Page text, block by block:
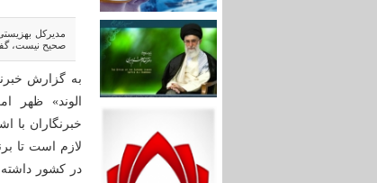
مدیرکل
صحیح نیست،
به گزارش
الوند» ظهر
خبرنگاران با
لازم است تا
در کشور داشته